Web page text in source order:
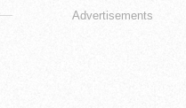
Advertisements